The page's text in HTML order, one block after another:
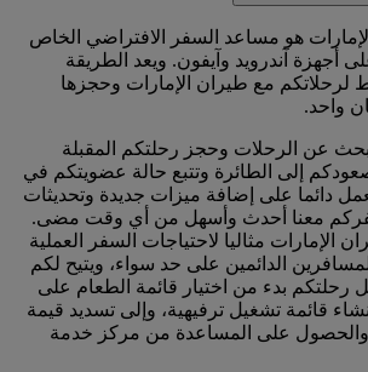
هو مساعد السفر الافتراضي الخاص
أجهزة آندرويد وآيفون. ويعد الطريقة
لرحلاتكم مع طيران الإمارات وحجزها
واحد.
عن الرحلات وحجز رحلتكم المقبلة
إلى الطائرة وتتبع حالة عضويتكم في
نعمل دائما على إضافة ميزات جديدة وتحديثات
معنا أحدث وأسهل من أي وقت مضى.
الإمارات مثاليا لاحتياجات السفر العملية
الدائمين على حد سواء، ويتيح لكم
رحلتكم بدء من اختيار قائمة الطعام على
قائمة تشغيل ترفيهية، وإلى تسديد قيمة
والحصول على المساعدة من مركز خدمة